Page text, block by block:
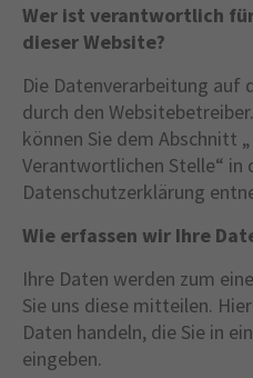
San Francisco, CA 94102
Have any
+44 1234 567 890
Drop us a line
About us
Lorem ipsum dolor sit
adipiscing elit.
Wer ist verantwortlich
dieser Website?
Die Datenverarbeitung auf
durch den
können Sie dem Abschnitt
Verantwortlichen Stelle“ in
Datenschutzerklärung
Wie erfassen wir Ihre
Ihre Daten werden zum
Sie uns diese mitteilen.
Daten handeln, die Sie in
eingeben.